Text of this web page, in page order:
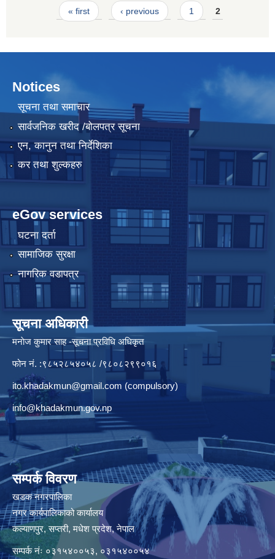
Pages« first ‹ previous 1 2
Notices
सूचना तथा समाचार
सार्वजनिक खरीद /बोलपत्र सूचना
एन, कानुन तथा निर्देशिका
कर तथा शुल्कहरु
eGov services
घटना दर्ता
सामाजिक सुरक्षा
नागरिक वडापत्र
सूचना अधिकारी
मनाेज कुमार साह -सूचना प्रविधि अधिकृत
फोन नं. :९८५२८५४०५८ /९८०८२९९०१६
ito.khadakmun@gmail.com (compulsory)
info@khadakmun.gov.np
सम्पर्क विवरण
खडक नगरपालिका
नगर कार्यपालिकाको कार्यालय
कल्याणपुर, सप्तरी, मधेश प्रदेश, नेपाल
सम्पर्क नंः ०३१५४००५३, ०३१५४००५४